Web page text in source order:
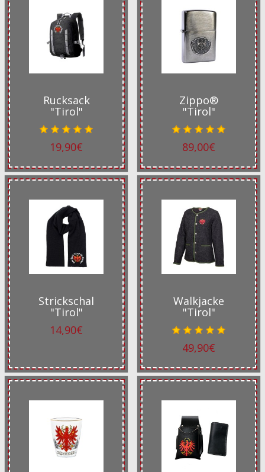
Rucksack
"Tirol"
19,90€
Zippo®
"Tirol"
89,00€
Strickschal
"Tirol"
14,90€
Walkjacke
"Tirol"
49,90€